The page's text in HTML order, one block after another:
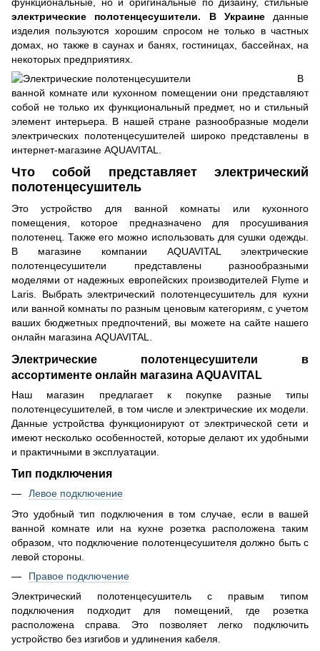
функциональные, но и оригинальные по дизайну, стильные
электрические полотенцесушители. В Украинеданные
изделия пользуются хорошим спросом не только в частных
домах, но также в саунах и банях, гостиницах, бассейнах, на
некоторых предприятиях.
В
ванной комнате или кухонном помещении они представляют
собой не только их функциональный предмет, но и стильный
элемент интерьера. В нашей стране разнообразные модели
электрических полотенцесушителей широко представлены в
интернет-магазине AQUAVITAL.
Что собой представляет электрический
полотенцесушитель
Это устройство для ванной комнаты или кухонного
помещения, которое предназначено для просушивания
полотенец. Также его можно использовать для сушки одежды.
В магазине компании AQUAVITAL электрические
полотенцесушители представлены разнообразными
моделями от надежных европейских производителей Flyme и
Laris. Выбрать электрический полотенцесушитель для кухни
или ванной комнаты по разным ценовым категориям, с учетом
ваших бюджетных предпочтений, вы можете на сайте нашего
онлайн магазина AQUAVITAL.
Электрические полотенцесушители в
ассортименте онлайн магазина AQUAVITAL
Наш магазин предлагает к покупке разные типы
полотенцесушителей, в том числе и электрические их модели.
Данные устройства функционируют от электрической сети и
имеют несколько особенностей, которые делают их удобными
и практичными в эксплуатации.
Тип подключения
Левое подключение
Это удобный тип подключения в том случае, если в вашей
ванной комнате или на кухне розетка расположена таким
образом, что подключение полотенцесушителя должно быть с
левой стороны.
Правое подключение
Электрический полотенцесушитель с правым типом
подключения подходит для помещений, где розетка
расположена справа. Это позволяет легко подключить
устройство без изгибов и удлинения кабеля.